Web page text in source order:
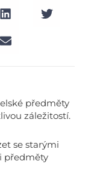
předměty
záležitostí.
se starými
předměty